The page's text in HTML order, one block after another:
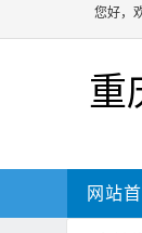
您好，
重
网站